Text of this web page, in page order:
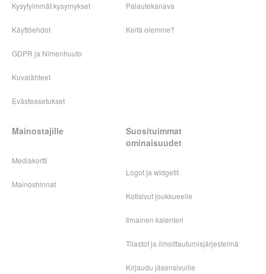
Kysytyimmät kysymykset
Käyttöehdot
GDPR ja Nimenhuuto
Kuvalähteet
Evästeasetukset
Palautekanava
Keitä olemme?
Mainostajille
Mediakortti
Mainoshinnat
Suosituimmat
ominaisuudet
Logot ja widgetit
Kotisivut joukkueelle
Ilmainen kalenteri
Tilastot ja ilmoittautumisjärjestelmä
Kirjaudu jäsensivuille